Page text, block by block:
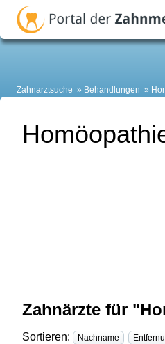
Zahnarztsuche Behandlungen
Zahnärzte für
Sortieren: Nachname